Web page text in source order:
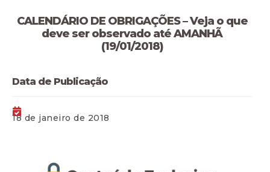
CALENDÁRIO DE OBRIGAÇÕES – Veja o que
deve ser observado até AMANHÃ
(19/01/2018)
Data de Publicação
18 de janeiro de 2018